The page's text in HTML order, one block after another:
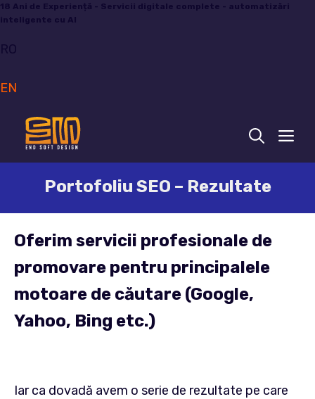
Sari
conținut
18 Ani de Experiență - Servicii digitale complete - automatizări
inteligente cu AI
RO
EN
Portofoliu SEO – Rezultate
Oferim servicii profesionale de
promovare pentru principalele
motoare de căutare (Google,
Yahoo, Bing etc.)
Iar ca dovadă avem o serie de rezultate pe care